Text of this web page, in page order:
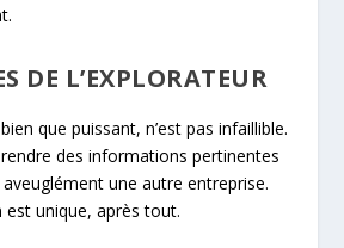
DE L’EXPLORATEUR
que puissant, n’est pas infaillible.
des informations pertinentes
une autre entreprise.
est unique, après tout.